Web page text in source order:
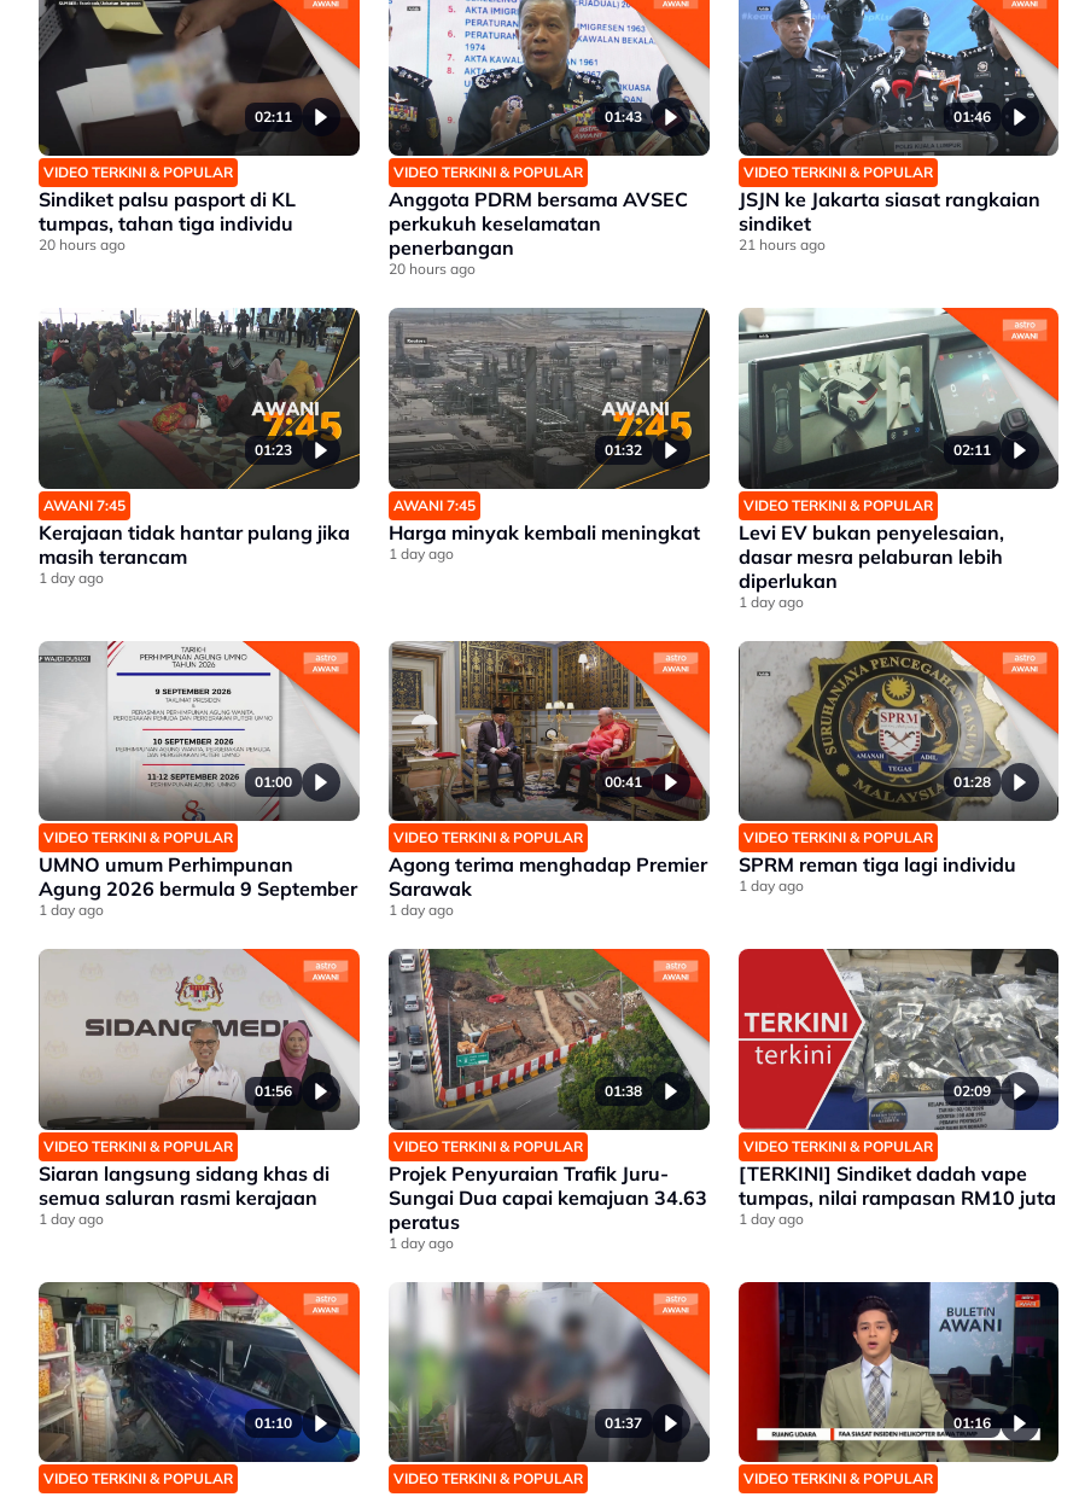
02:11
VIDEO TERKINI & POPULAR
Sindiket palsu pasport di KL
tumpas, tahan tiga individu
20 hours ago
01:43
VIDEO TERKINI & POPULAR
Anggota PDRM bersama AVSEC
perkukuh keselamatan
penerbangan
20 hours ago
01:46
VIDEO TERKINI & POPULAR
JSJN ke Jakarta siasat rangkaian
sindiket
21 hours ago
01:23
AWANI 7:45
Kerajaan tidak hantar pulang jika
masih terancam
1 day ago
01:32
AWANI 7:45
Harga minyak kembali meningkat
1 day ago
02:11
VIDEO TERKINI & POPULAR
Levi EV bukan penyelesaian,
dasar mesra pelaburan lebih
diperlukan
1 day ago
01:00
VIDEO TERKINI & POPULAR
UMNO umum Perhimpunan
Agung 2026 bermula 9 September
1 day ago
00:41
VIDEO TERKINI & POPULAR
Agong terima menghadap Premier
Sarawak
1 day ago
01:28
VIDEO TERKINI & POPULAR
SPRM reman tiga lagi individu
1 day ago
01:56
VIDEO TERKINI & POPULAR
Siaran langsung sidang khas di
semua saluran rasmi kerajaan
1 day ago
01:38
VIDEO TERKINI & POPULAR
Projek Penyuraian Trafik Juru-
Sungai Dua capai kemajuan 34.63
peratus
1 day ago
02:09
VIDEO TERKINI & POPULAR
[TERKINI] Sindiket dadah vape
tumpas, nilai rampasan RM10 juta
1 day ago
01:10
VIDEO TERKINI & POPULAR
01:37
VIDEO TERKINI & POPULAR
01:16
VIDEO TERKINI & POPULAR